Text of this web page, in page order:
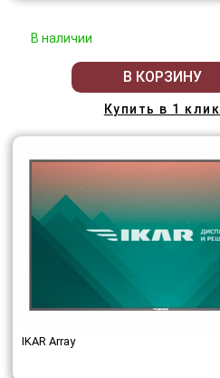
В наличии
В КОРЗИНУ
Купить в 1 клик
IKAR Array